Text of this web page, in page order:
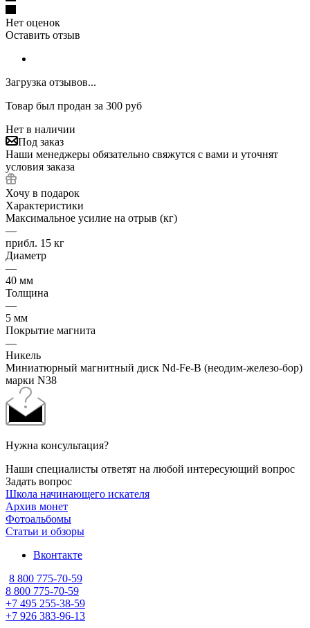
Нет оценок
Оставить отзыв
Загрузка отзывов...
Товар был продан за 300 руб
Нет в наличии
Под заказ
Наши менеджеры обязательно свяжутся с вами и уточнят
условия заказа
Хочу в подарок
Характеристики
Максимальное усилие на отрыв (кг)
—
прибл. 15 кг
Диаметр
—
40 мм
Толщина
—
5 мм
Покрытие магнита
—
Никель
Миниатюрный магнитный диск Nd-Fe-B (неодим-железо-бор)
марки N38
Нужна консультация?
Наши специалисты ответят на любой интересующий вопрос
Задать вопрос
Школа начинающего искателя
Архив монет
Фотоальбомы
Статьи и обзоры
Вконтакте
8 800 775-70-59
8 800 775-70-59
+7 495 255-38-59
+7 926 383-96-13